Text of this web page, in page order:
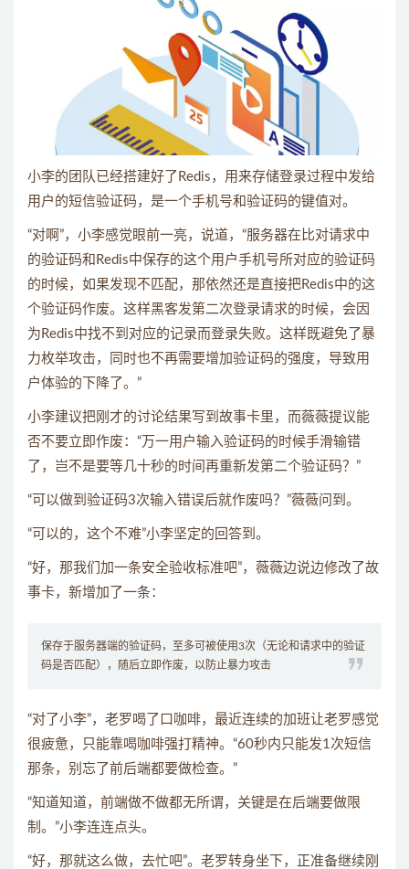
小李的团队已经搭建好了Redis，用来存储登录过程中发给
用户的短信验证码，是一个手机号和验证码的键值对。
“对啊”，小李感觉眼前一亮，说道，“服务器在比对请求中
的验证码和Redis中保存的这个用户手机号所对应的验证码
的时候，如果发现不匹配，那依然还是直接把Redis中的这
个验证码作废。这样黑客发第二次登录请求的时候，会因
为Redis中找不到对应的记录而登录失败。这样既避免了暴
力枚举攻击，同时也不再需要增加验证码的强度，导致用
户体验的下降了。”
小李建议把刚才的讨论结果写到故事卡里，而薇薇提议能
否不要立即作废：“万一用户输入验证码的时候手滑输错
了，岂不是要等几十秒的时间再重新发第二个验证码？”
“可以做到验证码3次输入错误后就作废吗？”薇薇问到。
“可以的，这个不难”小李坚定的回答到。
“好，那我们加一条安全验收标准吧”，薇薇边说边修改了故
事卡，新增加了一条：
保存于服务器端的验证码，至多可被使用3次（无论和请求中的验证
码是否匹配），随后立即作废，以防止暴力攻击
“对了小李”，老罗喝了口咖啡，最近连续的加班让老罗感觉
很疲惫，只能靠喝咖啡强打精神。“60秒内只能发1次短信
那条，别忘了前后端都要做检查。”
“知道知道，前端做不做都无所谓，关键是在后端要做限
制。”小李连连点头。
“好，那就这么做，去忙吧”。老罗转身坐下，正准备继续刚